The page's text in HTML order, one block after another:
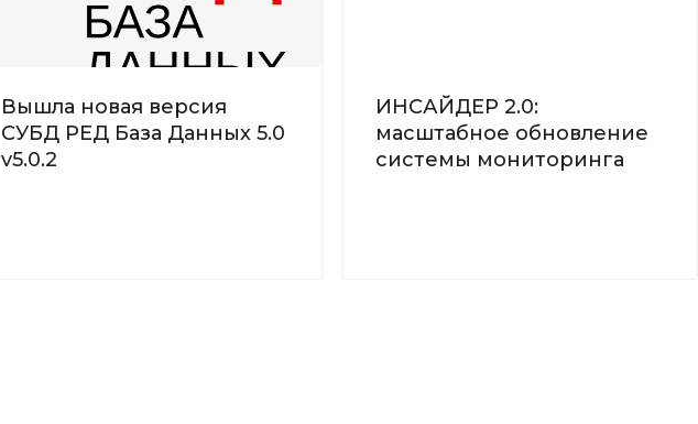
Вышла новая версия
СУБД РЕД База Данных 5.0
v5.0.2
ИНСАЙДЕР 2.0:
масштабное обновление
системы мониторинга